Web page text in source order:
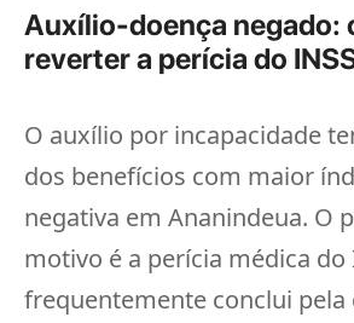
Auxílio-doença negado:
reverter a perícia do
O auxílio por incapacidade
dos benefícios com maior
negativa em Ananindeua. O
motivo é a perícia médica do
frequentemente conclui pela